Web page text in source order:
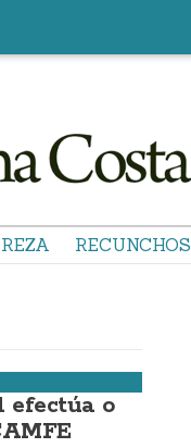
RECUNCHOS
efectúa o